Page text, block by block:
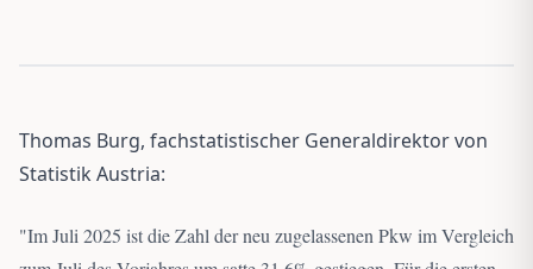
Thomas Burg, fachstatistischer Generaldirektor von
Statistik Austria:
"Im Juli 2025 ist die Zahl der neu zugelassenen Pkw im Vergleich